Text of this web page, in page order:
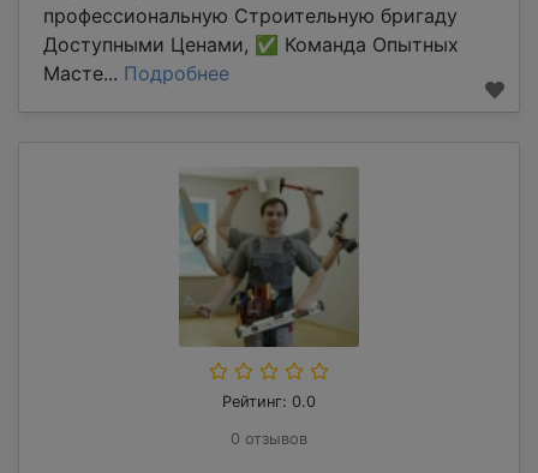
профессиональную Строительную бригаду
Доступными Ценами, ✅ Команда Опытных
Масте... Подробнее
Рейтинг: 0.0
0 отзывов